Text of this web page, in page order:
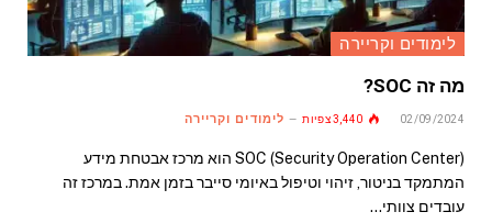
לימודים וקריירה
מה זה SOC?
02/09/2024
3,440 צפיות לימודים וקריירה
SOC (Security Operation Center) הוא מרכז אבטחת מידע
המתמקד בניטור, זיהוי וטיפול באיומי סייבר בזמן אמת. במרכז זה
עובדים צוותי…